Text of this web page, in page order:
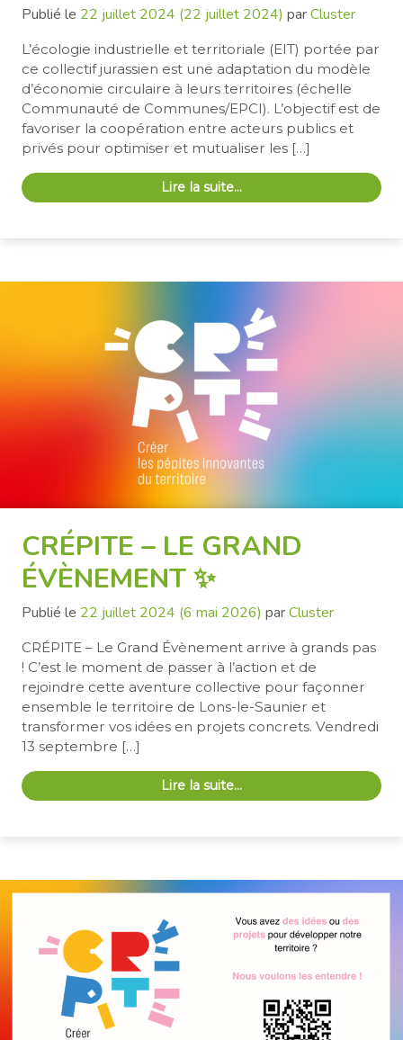
Publié le 22 juillet 2024 (22 juillet 2024) parCluster
L’écologie industrielle et territoriale (EIT) portée par
ce collectif jurassien est une adaptation du modèle
d’économie circulaire à leurs territoires (échelle
Communauté de Communes/EPCI). L’objectif est de
favoriser la coopération entre acteurs publics et
privés pour optimiser et mutualiser les […]
Lire la suite…
CRÉPITE – LE GRAND
ÉVÈNEMENT ✨
Publié le 22 juillet 2024 (6 mai 2026) parCluster
CRÉPITE – Le Grand Évènement arrive à grands pas
! C’est le moment de passer à l’action et de
rejoindre cette aventure collective pour façonner
ensemble le territoire de Lons-le-Saunier et
transformer vos idées en projets concrets. Vendredi
13 septembre […]
Lire la suite…